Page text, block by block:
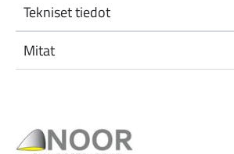
Tekniset tiedot
Mitat